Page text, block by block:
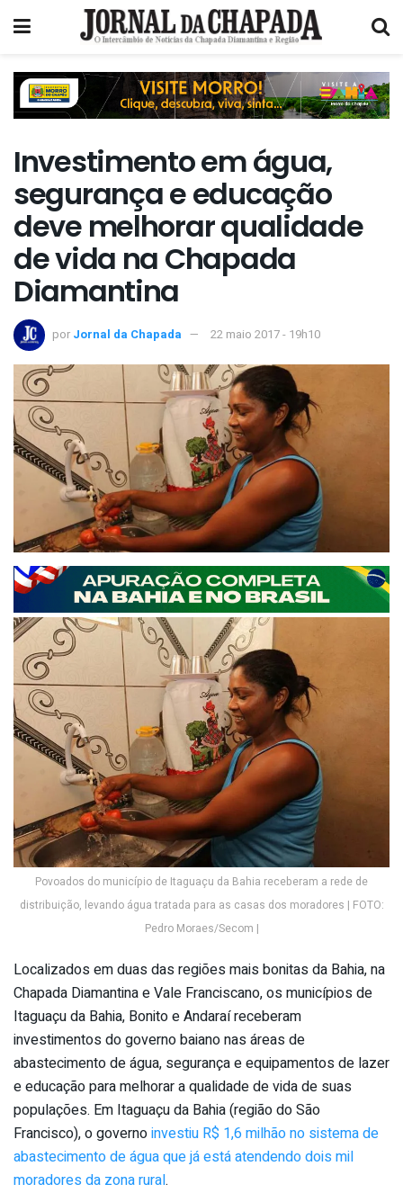
Investimento em água,
segurança e educação
deve melhorar qualidade
de vida na Chapada
Diamantina
por Jornal da Chapada 22 maio 2017 - 19h10
Povoados do município de Itaguaçu da Bahia receberam a rede de
distribuição, levando água tratada para as casas dos moradores | FOTO:
Pedro Moraes/Secom |
Localizados em duas das regiões mais bonitas da Bahia, na
Chapada Diamantina e Vale Franciscano, os municípios de
Itaguaçu da Bahia, Bonito e Andaraí receberam
investimentos do governo baiano nas áreas de
abastecimento de água, segurança e equipamentos de lazer
e educação para melhorar a qualidade de vida de suas
populações. Em Itaguaçu da Bahia (região do São
Francisco), o governoinvestiu R$ 1,6 milhão no sistema de
abastecimento de água que já está atendendo dois mil
moradores da zona rural.